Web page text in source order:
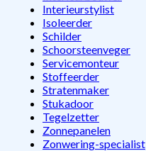
Interieurstylist
Isoleerder
Schilder
Schoorsteenveger
Servicemonteur
Stoffeerder
Stratenmaker
Stukadoor
Tegelzetter
Zonnepanelen
Zonwering-specialist